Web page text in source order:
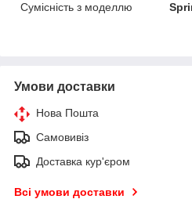
Сумісність з моделлю
Умови доставки
Нова Пошта
Самовивіз
Доставка кур'єром
Всі умови доставки